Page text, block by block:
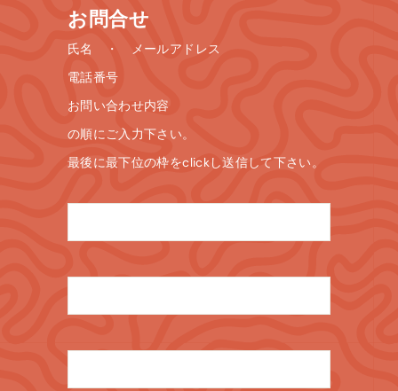
お問合せ
氏名 ・ メールアドレス
電話番号
お問い合わせ内容
の順にご入力下さい。
最後に最下位の枠をclickし送信して下さい。